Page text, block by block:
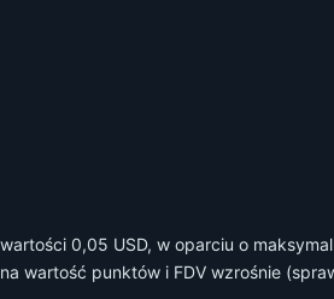
0,05 USD, w oparciu o
wartość punktów i FDV wzrośnie